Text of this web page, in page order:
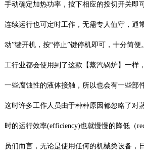
手动确定加热功率，按下相应的投切开关即
连续运行也可定时工作，无需专人值守，通
动”键开机，按“停止”键停机即可，十分
工行业都会使用到了这款【蒸汽锅炉】一样
一些腐蚀性的液体接触，所以也会有一些部
这时许多工作人员由于种种原因都忽略了对
时的运行效率(efficiency)也就慢慢的降低（
员们而言，无论是使用任何的机械类设备，